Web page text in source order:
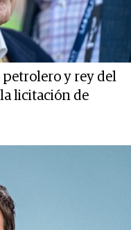
y rey del
licitación de